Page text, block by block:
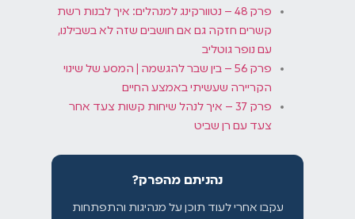
פרק 48 – נטוורקינג למנהלים: איך לבנות רשת
קשרים חזקה גם אם חושבים שזה לא בשבילנו,
עם נופר גוטליב
פרק 56 – בין שבר להגשמה | המסע של שינוי
הקריירה שעשיתי באמצע החיים
פרק 37 – איך לנהל שיחות קשות צעד אחר
צעד עם רן שביט
נהניתם מהפרק?
עקבו אחרי לעוד תוכן על מנהיגות והתפתחות